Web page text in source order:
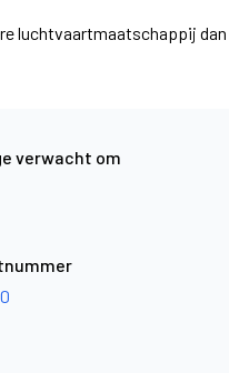
luchtvaartmaatschappij dan
verwacht om